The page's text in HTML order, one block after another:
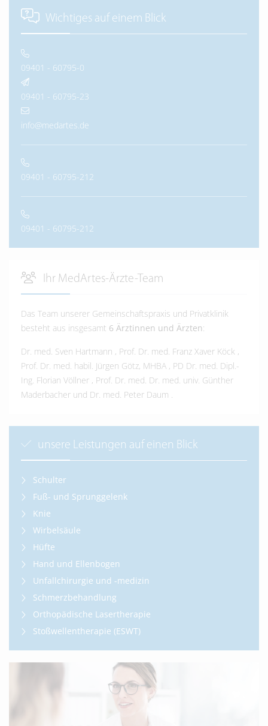
Wichtiges auf einem Blick
09401 - 60795-0
09401 - 60795-23
info@medartes.de
09401 - 60795-212
09401 - 60795-212
Ihr MedArtes-Ärzte-Team
Das Team unserer Gemeinschaftspraxis und Privatklinik
besteht aus insgesamt 6 Ärztinnen und Ärzten:
Dr. med. Sven Hartmann , Prof. Dr. med. Franz Xaver Köck ,
Prof. Dr. med. habil. Jürgen Götz, MHBA , PD Dr. med. Dipl.-
Ing. Florian Völlner , Prof. Dr. med. Dr. med. univ. Günther
Maderbacher und Dr. med. Peter Daum .
unsere Leistungen auf einen Blick
Schulter
Fuß- und Sprunggelenk
Knie
Wirbelsäule
Hüfte
Hand und Ellenbogen
Unfallchirurgie und -medizin
Schmerzbehandlung
Orthopädische Lasertherapie
Stoßwellentherapie (ESWT)